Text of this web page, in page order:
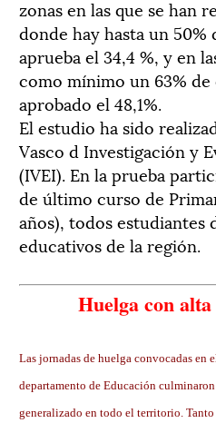
zonas en las que se han
donde hay hasta un 50%
aprueba el 34,4 %, y en
como mínimo un 63% de
aprobado el 48,1%.
El estudio ha sido
Vasco d Investigación y
(IVEI). En la prueba
de último curso de
años), todos estudiantes
educativos de la región.
Huelga con
Las jornadas de huelga convocadas en
departamento de Educación
generalizado en todo el territorio.